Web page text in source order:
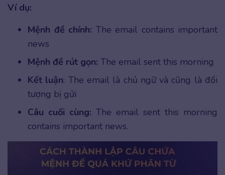
Ví dụ:
Mệnh đề chính: The email contains important
news
Mệnh đề rút gọn: The email sent this morning
Kết luận: The email là chủ ngữ và cũng là đối
tượng bị gửi
Câu cuối cùng: The email sent this morning
contains important news.